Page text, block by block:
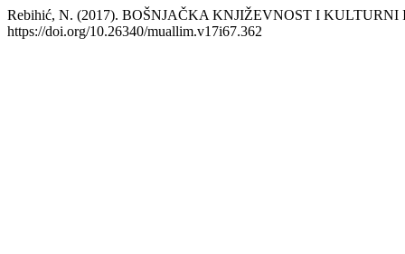
Rebihić, N. (2017). BOŠNJAČKA KNJIŽEVNOST I
https://doi.org/10.26340/muallim.v17i67.362